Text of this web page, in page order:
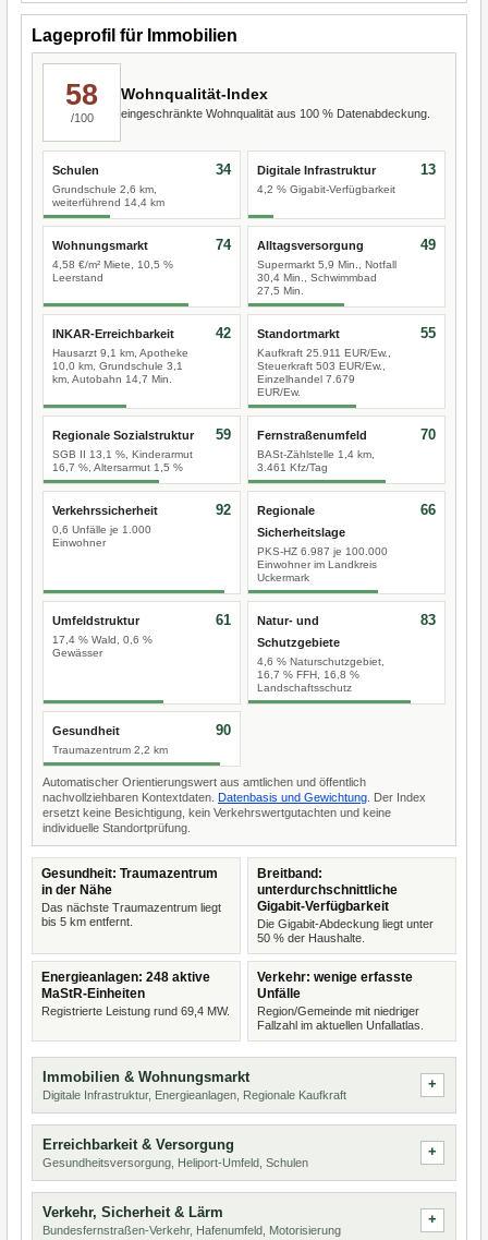
Lageprofil für Immobilien
58
/100
Wohnqualität-Index
eingeschränkte Wohnqualität aus 100 % Datenabdeckung.
Schulen
Grundschule 2,6 km,
weiterführend 14,4 km
34 Digitale Infrastruktur
4,2 % Gigabit-Verfügbarkeit
13
Wohnungsmarkt
4,58 €/m² Miete, 10,5 %
Leerstand
74 Alltagsversorgung
Supermarkt 5,9 Min., Notfall
30,4 Min., Schwimmbad
27,5 Min.
49
INKAR-Erreichbarkeit
Hausarzt 9,1 km, Apotheke
10,0 km, Grundschule 3,1
km, Autobahn 14,7 Min.
42 Standortmarkt
Kaufkraft 25.911 EUR/Ew.,
Steuerkraft 503 EUR/Ew.,
Einzelhandel 7.679
EUR/Ew.
55
Regionale Sozialstruktur
SGB II 13,1 %, Kinderarmut
16,7 %, Altersarmut 1,5 %
59 Fernstraßenumfeld
BASt-Zählstelle 1,4 km,
3.461 Kfz/Tag
70
Verkehrssicherheit
0,6 Unfälle je 1.000
Einwohner
92
Regionale
Sicherheitslage
PKS-HZ 6.987 je 100.000
Einwohner im Landkreis
Uckermark
66
Umfeldstruktur
17,4 % Wald, 0,6 %
Gewässer
61
Natur- und
Schutzgebiete
4,6 % Naturschutzgebiet,
16,7 % FFH, 16,8 %
Landschaftsschutz
83
Gesundheit
Traumazentrum 2,2 km
90
Automatischer Orientierungswert aus amtlichen und öffentlich
nachvollziehbaren Kontextdaten. Datenbasis und Gewichtung . Der Index
ersetzt keine Besichtigung, kein Verkehrswertgutachten und keine
individuelle Standortprüfung.
Gesundheit: Traumazentrum
in der Nähe
Das nächste Traumazentrum liegt
bis 5 km entfernt.
Breitband:
unterdurchschnittliche
Gigabit-Verfügbarkeit
Die Gigabit-Abdeckung liegt unter
50 % der Haushalte.
Energieanlagen: 248 aktive
MaStR-Einheiten
Registrierte Leistung rund 69,4 MW.
Verkehr: wenige erfasste
Unfälle
Region/Gemeinde mit niedriger
Fallzahl im aktuellen Unfallatlas.
Immobilien & Wohnungsmarkt
Digitale Infrastruktur, Energieanlagen, Regionale Kaufkraft
Erreichbarkeit & Versorgung
Gesundheitsversorgung, Heliport-Umfeld, Schulen
Verkehr, Sicherheit & Lärm
Bundesfernstraßen-Verkehr, Hafenumfeld, Motorisierung